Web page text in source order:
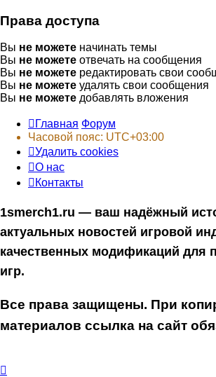
Права доступа
Вы не можете начинать темы
Вы не можете отвечать на сообщения
Вы не можете редактировать свои
Вы не можете удалять свои сообщения
Вы не можете добавлять вложения
Главная Форум
Часовой пояс: UTC+03:00
Удалить cookies
О нас
Контакты
1smerch1.ru — ваш надёжный
актуальных новостей игровой
качественных модификаций для
игр.
Все права защищены. При
материалов ссылка на сайт